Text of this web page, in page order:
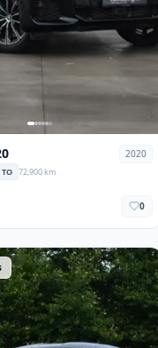
2020
72,900 km
0